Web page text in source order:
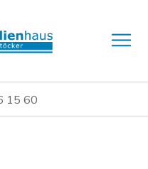
15 60